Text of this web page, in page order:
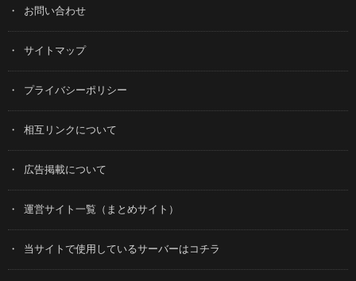
お問い合わせ
サイトマップ
プライバシーポリシー
相互リンクについて
広告掲載について
運営サイト一覧（まとめサイト）
当サイトで使用しているサーバーはコチラ